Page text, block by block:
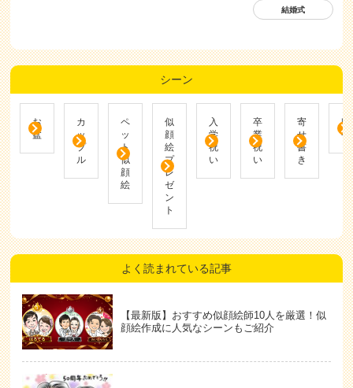
結婚式
シーン
お
盆
カ
ッ
プ
ル
ペ
ッ
ト
似
顔
絵
似
顔
絵
プ
レ
ゼ
ン
ト
入
学
祝
い
卒
業
祝
い
寄
せ
書
き
帰
省
よく読まれている記事
【最新版】おすすめ似顔絵師10人を厳選！似
顔絵作成に人気なシーンもご紹介